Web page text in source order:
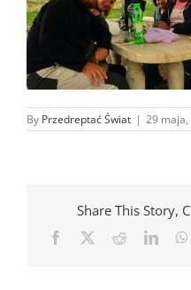
By Przedreptać Świat | 29 maja,
Share This Story,
Facebook Reddit